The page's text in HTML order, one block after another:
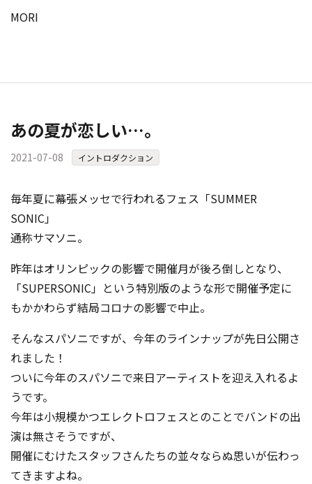
MORI
あの夏が恋しい…。
2021-07-08 イントロダクション
毎年夏に幕張メッセで行われるフェス「SUMMER
SONIC」
通称サマソニ。
昨年はオリンピックの影響で開催月が後ろ倒しとなり、
「SUPERSONIC」という特別版のような形で開催予定に
もかかわらず結局コロナの影響で中止。
そんなスパソニですが、今年のラインナップが先日公開さ
れました！
ついに今年のスパソニで来日アーティストを迎え入れるよ
うです。
今年は小規模かつエレクトロフェスとのことでバンドの出
演は無さそうですが、
開催にむけたスタッフさんたちの並々ならぬ思いが伝わっ
てきますよね。